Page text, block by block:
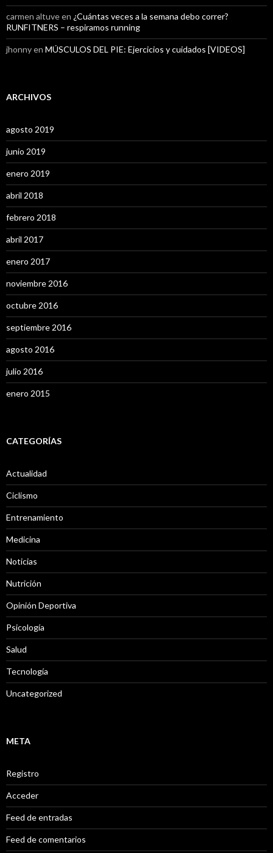
carmen altuveen ¿Cuántas veces a la semana debo correr?
RUNFITNERS – respiramos running
jhonnyen MÚSCULOS DEL PIE: Ejercicios y cuidados [VIDEOS]
ARCHIVOS
agosto 2019
junio 2019
enero 2019
abril 2018
febrero 2018
abril 2017
enero 2017
noviembre 2016
octubre 2016
septiembre 2016
agosto 2016
julio 2016
enero 2015
CATEGORÍAS
Actualidad
Ciclismo
Entrenamiento
Medicina
Noticias
Nutrición
Opinión Deportiva
Psicología
Salud
Tecnología
Uncategorized
META
Registro
Acceder
Feed de entradas
Feed de comentarios